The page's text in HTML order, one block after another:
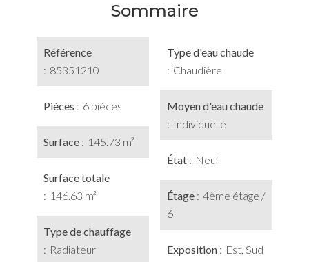
Sommaire
Référence
85351210
Pièces 6 pièces
Surface 145.73 m²
Surface totale
146.63 m²
Type de chauffage
Radiateur
Type d'eau chaude
Chaudière
Moyen d'eau chaude
Individuelle
État Neuf
Étage
4ème étage /
6
Exposition Est, Sud